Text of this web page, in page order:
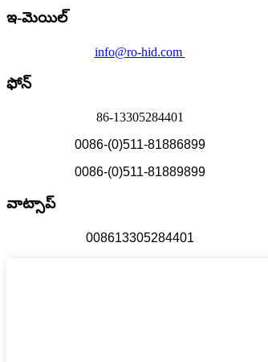
ఇ-మెయిల్
info@ro-hid.com
ఫోన్
86-13305284401
0086-(0)511-81886899
0086-(0)511-81889899
వాట్సాప్
008613305284401